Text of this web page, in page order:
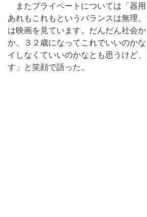
またプライベートについては「器
あれもこれもというバランスは無理
は映画を見ています。だんだん社会
か。３２歳になってこれでいいのか
イしなくていいのかなとも思うけど
す」と笑顔で語った。